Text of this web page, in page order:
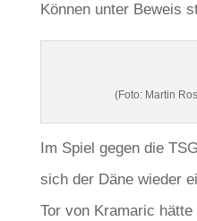
Können unter Beweis
(Foto: Martin
Im Spiel gegen die
sich der Däne wieder
Tor von Kramaric